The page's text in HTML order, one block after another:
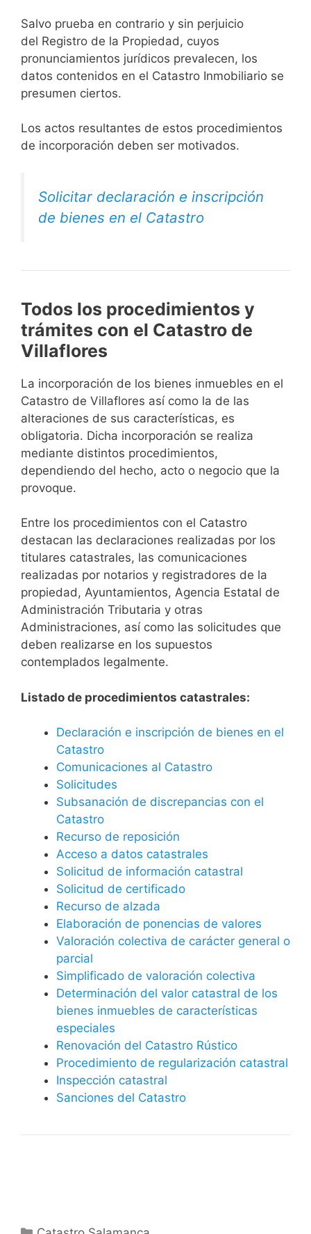
Salvo prueba en contrario y sin perjuicio
del Registro de la Propiedad, cuyos
pronunciamientos jurídicos prevalecen, los
datos contenidos en el Catastro Inmobiliario se
presumen ciertos.
Los actos resultantes de estos procedimientos
de incorporación deben ser motivados.
Solicitar declaración e inscripción
de bienes en el Catastro
Todos los procedimientos y
trámites con el Catastro de
Villaflores
La incorporación de los bienes inmuebles en el
Catastro de Villaflores así como la de las
alteraciones de sus características, es
obligatoria. Dicha incorporación se realiza
mediante distintos procedimientos,
dependiendo del hecho, acto o negocio que la
provoque.
Entre los procedimientos con el Catastro
destacan las declaraciones realizadas por los
titulares catastrales, las comunicaciones
realizadas por notarios y registradores de la
propiedad, Ayuntamientos, Agencia Estatal de
Administración Tributaria y otras
Administraciones, así como las solicitudes que
deben realizarse en los supuestos
contemplados legalmente.
Listado de procedimientos catastrales:
Declaración e inscripción de bienes en el
Catastro
Comunicaciones al Catastro
Solicitudes
Subsanación de discrepancias con el
Catastro
Recurso de reposición
Acceso a datos catastrales
Solicitud de información catastral
Solicitud de certificado
Recurso de alzada
Elaboración de ponencias de valores
Valoración colectiva de carácter general o
parcial
Simplificado de valoración colectiva
Determinación del valor catastral de los
bienes inmuebles de características
especiales
Renovación del Catastro Rústico
Procedimiento de regularización catastral
Inspección catastral
Sanciones del Catastro
Categorías